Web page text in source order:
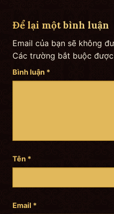
Để lại một bình luận
Email của bạn sẽ không
Các trường bắt buộc
Bình luận *
Tên *
Email *